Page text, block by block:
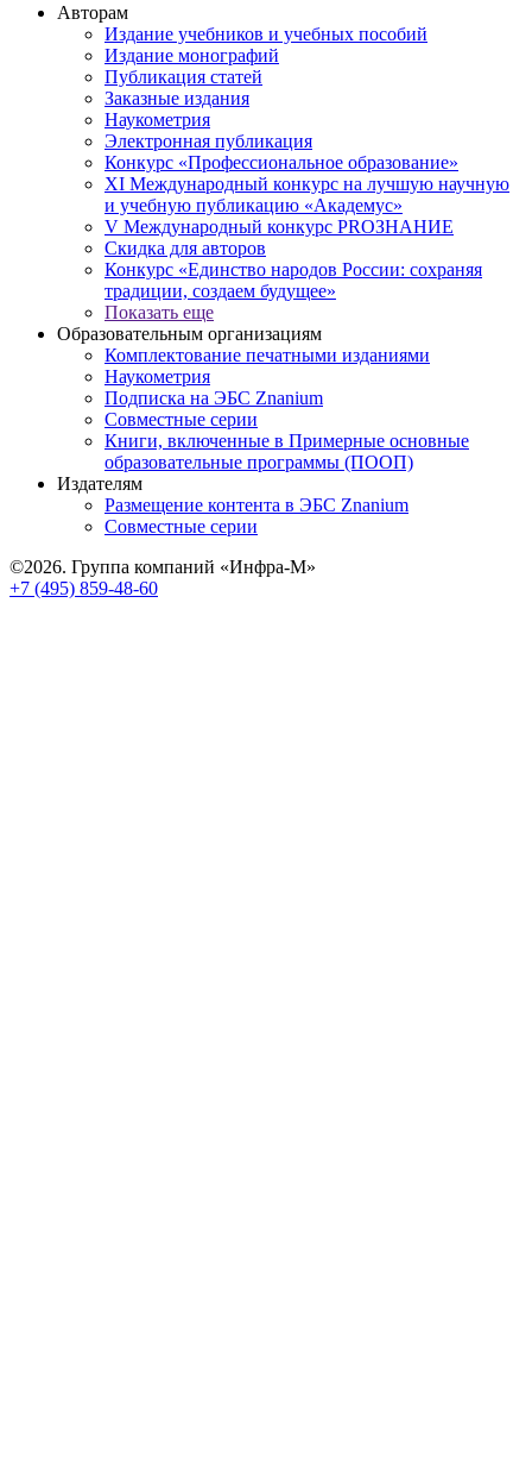
Авторам
Издание учебников и учебных пособий
Издание монографий
Публикация статей
Заказные издания
Наукометрия
Электронная публикация
Конкурс «Профессиональное образование»
XI Международный конкурс на лучшую научную
и учебную публикацию «Академус»
V Международный конкурс PROЗНАНИЕ
Скидка для авторов
Конкурс «Единство народов России: сохраняя
традиции, создаем будущее»
Показать еще
Образовательным организациям
Комплектование печатными изданиями
Наукометрия
Подписка на ЭБС Znanium
Совместные серии
Книги, включенные в Примерные основные
образовательные программы (ПООП)
Издателям
Размещение контента в ЭБС Znanium
Совместные серии
©2026. Группа компаний «Инфра-М»
+7 (495) 859-48-60